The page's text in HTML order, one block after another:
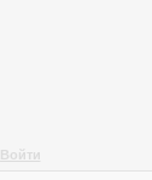
Войти